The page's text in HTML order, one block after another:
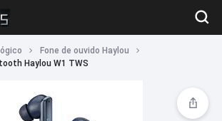
Fone de ouvido Haylou
Haylou W1 TWS